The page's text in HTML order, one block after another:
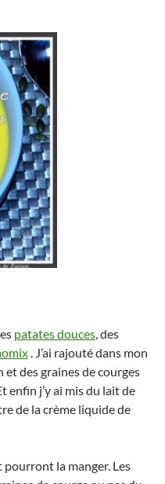
patates douces , des
. J’ai rajouté dans mon
des graines de courges
enfin j’y ai mis du lait de
de la crème liquide de
pourront la manger. Les